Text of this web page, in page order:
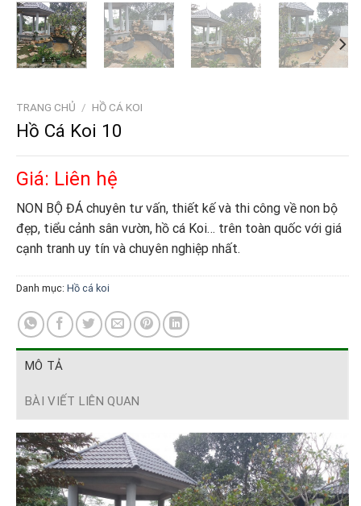
TRANG CHỦ / HỒ CÁ KOI
Hồ Cá Koi 10
Giá: Liên hệ
NON BỘ ĐÁ chuyên tư vấn, thiết kế và thi công về non bộ
đẹp, tiểu cảnh sân vườn, hồ cá Koi… trên toàn quốc với giá
cạnh tranh uy tín và chuyên nghiệp nhất.
Danh mục: Hồ cá koi
MÔ TẢ
BÀI VIẾT LIÊN QUAN